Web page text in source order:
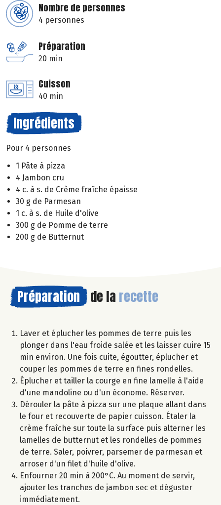
Nombre de personnes
4 personnes
Préparation
20 min
Cuisson
40 min
Ingrédients
Pour 4 personnes
1 Pâte à pizza
4 Jambon cru
4 c. à s. de Crème fraîche épaisse
30 g de Parmesan
1 c. à s. de Huile d'olive
300 g de Pomme de terre
200 g de Butternut
Préparation de la recette
Laver et éplucher les pommes de terre puis les
plonger dans l'eau froide salée et les laisser cuire 15
min environ. Une fois cuite, égoutter, éplucher et
couper les pommes de terre en fines rondelles.
Éplucher et tailler la courge en fine lamelle à l'aide
d'une mandoline ou d'un économe. Réserver.
Dérouler la pâte à pizza sur une plaque allant dans
le four et recouverte de papier cuisson. Étaler la
crème fraîche sur toute la surface puis alterner les
lamelles de butternut et les rondelles de pommes
de terre. Saler, poivrer, parsemer de parmesan et
arroser d'un filet d'huile d'olive.
Enfourner 20 min à 200°C. Au moment de servir,
ajouter les tranches de jambon sec et déguster
immédiatement.